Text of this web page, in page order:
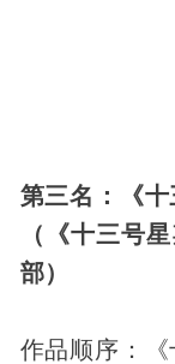
第三名：《
（《十三号
部）
作品顺序：